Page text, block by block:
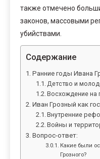
также отмечено
законов, массовыми
убийствами.
Содержание
Ранние годы Ивана
Детство и
Восхождение на
Иван Грозный как
Внутренние
Войны и
Вопрос-ответ:
Какие были
Грозного?